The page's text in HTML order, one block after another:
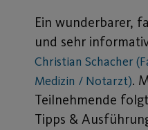
seinem
Fitlounge.
Wir freuen uns
und laden euch
Termin ein:
von 14:00 – ca.